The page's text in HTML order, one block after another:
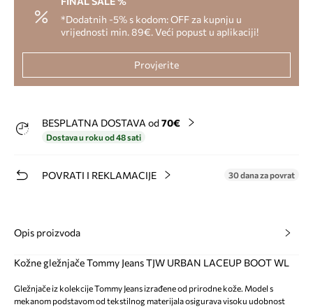
*Dodatnih -5% s kodom: OFF za kupnju u
vrijednosti min. 89€. Veći popust u aplikaciji!
Provjerite
BESPLATNA DOSTAVA od 70€
Dostava u roku od 48 sati
POVRATI I REKLAMACIJE 30 dana za povrat
Opis proizvoda
Kožne gležnjače Tommy Jeans TJW URBAN LACEUP BOOT WL
Gležnjače iz kolekcije Tommy Jeans izrađene od prirodne kože. Model s
mekanom podstavom od tekstilnog materijala osigurava visoku udobnost